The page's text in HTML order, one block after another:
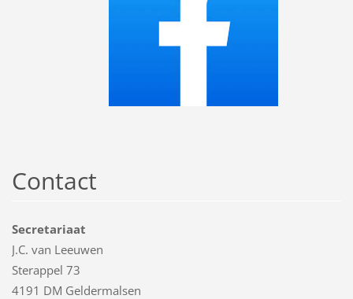
Contact
Secretariaat
J.C. van Leeuwen
Sterappel 73
4191 DM Geldermalsen